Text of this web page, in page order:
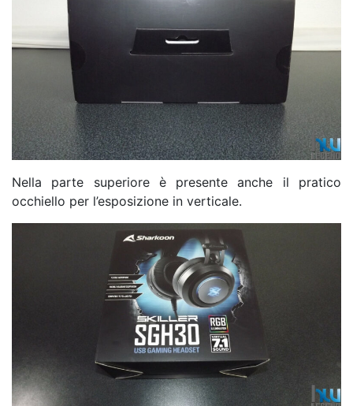
Nella parte superiore è presente anche il pratico
occhiello per l’esposizione in verticale.